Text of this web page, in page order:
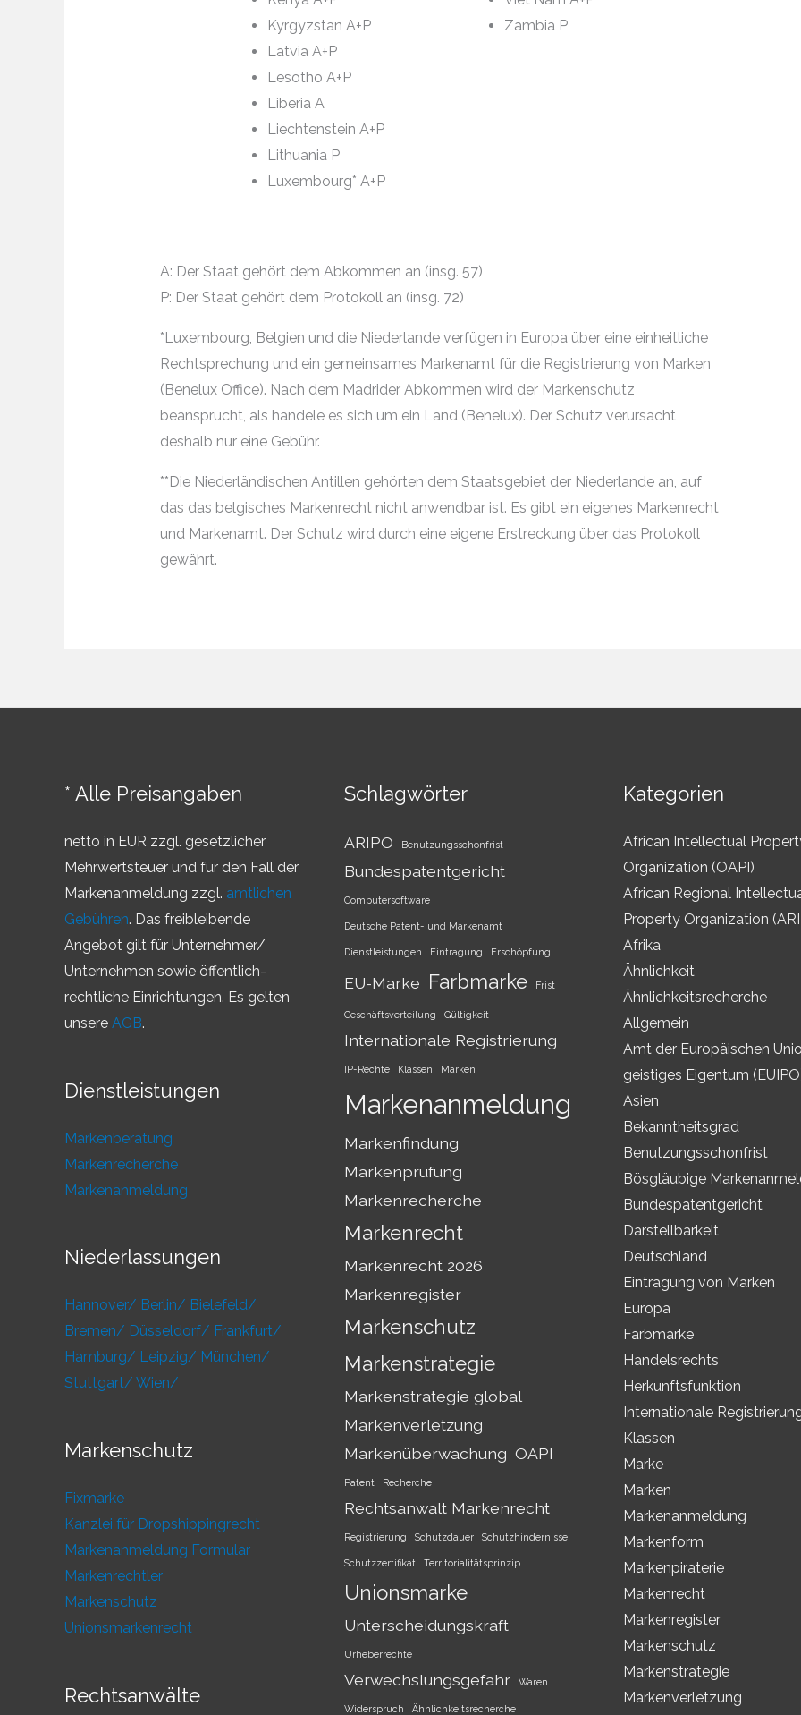
Kyrgyzstan A+P
Latvia A+P
Lesotho A+P
Liberia A
Liechtenstein A+P
Lithuania P
Luxembourg* A+P
Zambia P
A: Der Staat gehört dem Abkommen an (insg. 57)
P: Der Staat gehört dem Protokoll an (insg. 72)
*Luxembourg, Belgien und die Niederlande verfügen in Europa über eine einheitliche
Rechtsprechung und ein gemeinsames Markenamt für die Registrierung von Marken
(Benelux Office). Nach dem Madrider Abkommen wird der Markenschutz
beansprucht, als handele es sich um ein Land (Benelux). Der Schutz verursacht
deshalb nur eine Gebühr.
**Die Niederländischen Antillen gehörten dem Staatsgebiet der Niederlande an, auf
das das belgisches Markenrecht nicht anwendbar ist. Es gibt ein eigenes Markenrecht
und Markenamt. Der Schutz wird durch eine eigene Erstreckung über das Protokoll
gewährt.
* Alle Preisangaben
netto in EUR zzgl. gesetzlicher
Mehrwertsteuer und für den Fall der
Markenanmeldung zzgl. amtlichen
Gebühren. Das freibleibende
Angebot gilt für Unternehmer/
Unternehmen sowie öffentlich-
rechtliche Einrichtungen. Es gelten
unsere AGB.
Dienstleistungen
Markenberatung
Markenrecherche
Markenanmeldung
Niederlassungen
Hannover/ Berlin/ Bielefeld/
Bremen/ Düsseldorf/ Frankfurt/
Hamburg/ Leipzig/ München/
Stuttgart/ Wien/
Markenschutz
Fixmarke
Kanzlei für Dropshippingrecht
Markenanmeldung Formular
Markenrechtler
Markenschutz
Unionsmarkenrecht
Rechtsanwälte
Schlagwörter
ARIPO Benutzungsschonfrist
Bundespatentgericht
Computersoftware
Deutsche Patent- und Markenamt
Dienstleistungen Eintragung Erschöpfung
EU-Marke Farbmarke Frist
Geschäftsverteilung Gültigkeit
Internationale Registrierung
IP-Rechte Klassen Marken
Markenanmeldung
Markenfindung
Markenprüfung
Markenrecherche
Markenrecht
Markenrecht 2026
Markenregister
Markenschutz
Markenstrategie
Markenstrategie global
Markenverletzung
Markenüberwachung OAPI
Patent Recherche
Rechtsanwalt Markenrecht
Registrierung Schutzdauer Schutzhindernisse
Schutzzertifikat Territorialitätsprinzip
Unionsmarke
Unterscheidungskraft
Urheberrechte
Verwechslungsgefahr Waren
Widerspruch Ähnlichkeitsrecherche
Kategorien
African Intellectual
Organization (OAPI)
African Regional
Property Organization
Afrika
Ähnlichkeit
Ähnlichkeitsrecherche
Allgemein
Amt der Europäischen
geistiges Eigentum
Asien
Bekanntheitsgrad
Benutzungsschonfrist
Bösgläubige
Bundespatentgericht
Darstellbarkeit
Deutschland
Eintragung von Marken
Europa
Farbmarke
Handelsrechts
Herkunftsfunktion
Internationale
Klassen
Marke
Marken
Markenanmeldung
Markenform
Markenpiraterie
Markenrecht
Markenregister
Markenschutz
Markenstrategie
Markenverletzung